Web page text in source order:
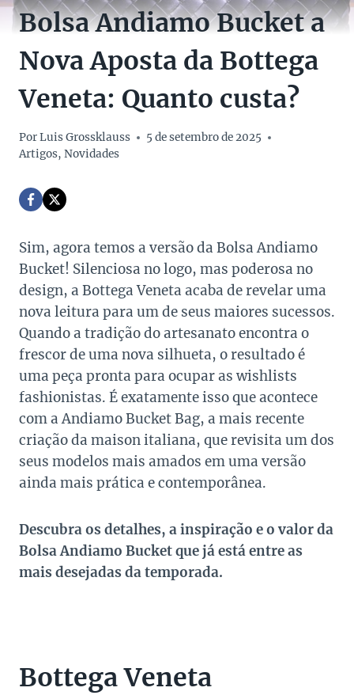
Bolsa Andiamo Bucket a
Nova Aposta da Bottega
Veneta: Quanto custa?
PorLuis Grossklauss
5 de setembro de 2025
Artigos, Novidades
Sim, agora temos a versão da Bolsa Andiamo
Bucket! Silenciosa no logo, mas poderosa no
design, a Bottega Veneta acaba de revelar uma
nova leitura para um de seus maiores sucessos.
Quando a tradição do artesanato encontra o
frescor de uma nova silhueta, o resultado é
uma peça pronta para ocupar as wishlists
fashionistas. É exatamente isso que acontece
com a Andiamo Bucket Bag, a mais recente
criação da maison italiana, que revisita um dos
seus modelos mais amados em uma versão
ainda mais prática e contemporânea.
Descubra os detalhes, a inspiração e o valor da
Bolsa Andiamo Bucket que já está entre as
mais desejadas da temporada.
Bottega Veneta